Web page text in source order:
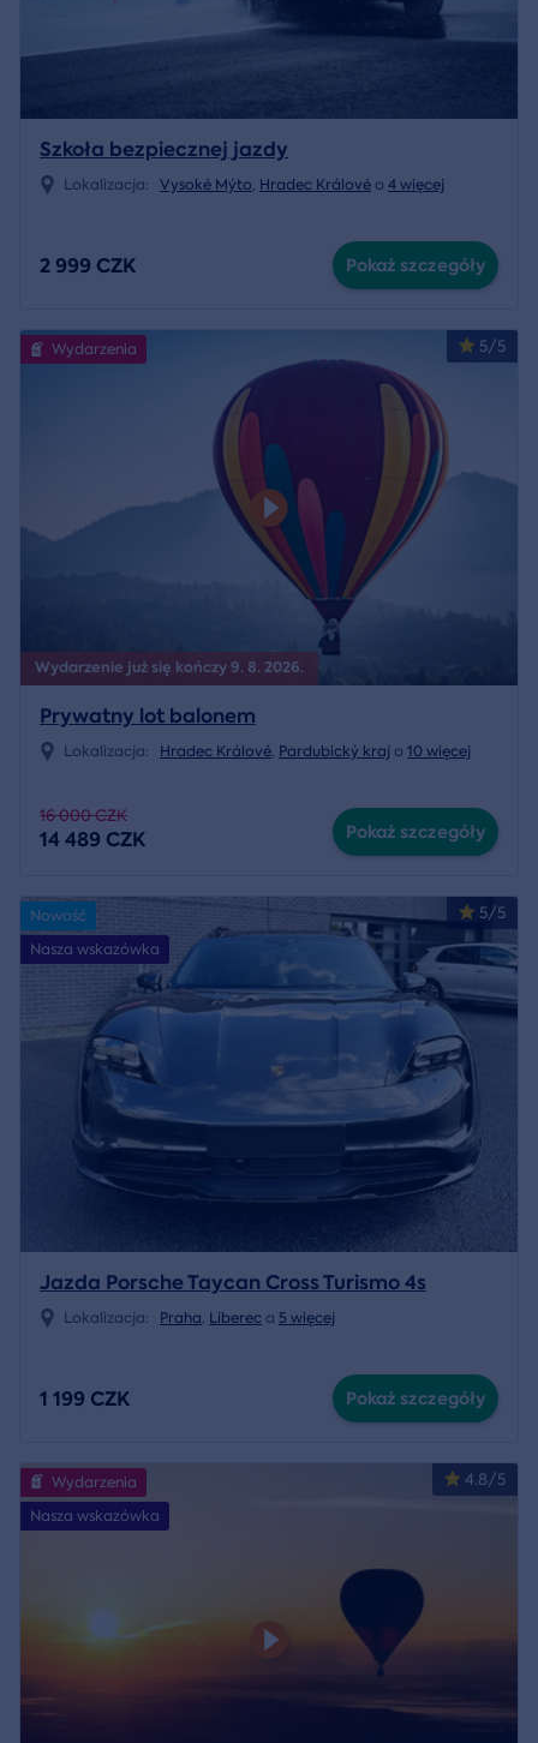
Szkoła bezpiecznej jazdy
Lokalizacja: Vysoké Mýto, Hradec Králové a 4 więcej
2 999 CZK Pokaż szczegóły
Wydarzenie już się kończy 9. 8. 2026.
5/5
Wydarzenia
Prywatny lot balonem
Lokalizacja: Hradec Králové, Pardubický kraj a 10 więcej
16 000 CZK
14 489 CZK Pokaż szczegóły
5/5
Nowość
Nasza wskazówka
Jazda Porsche Taycan Cross Turismo 4s
Lokalizacja: Praha, Liberec a 5 więcej
1 199 CZK Pokaż szczegóły
4.8/5
Wydarzenia
Nasza wskazówka